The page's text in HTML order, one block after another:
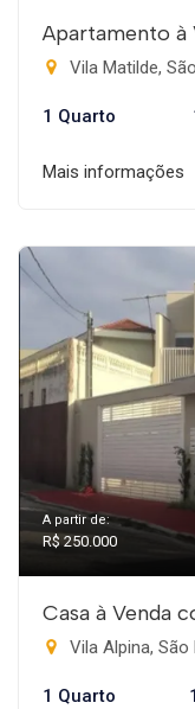
Apartamento à
Vila Matilde,
1 Quarto
Mais informações
A partir de:
R$ 250.000
Casa à Venda
Vila Alpina, São
1 Quarto